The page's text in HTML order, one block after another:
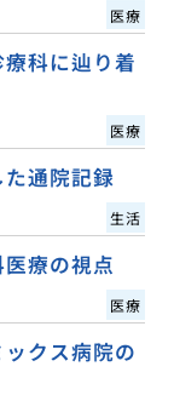
医療
科に辿り着
医療
通院記録
生活
療の視点
医療
クス病院の